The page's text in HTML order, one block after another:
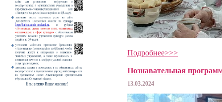
Подробнее>>>
Познавательная
13.03.2024